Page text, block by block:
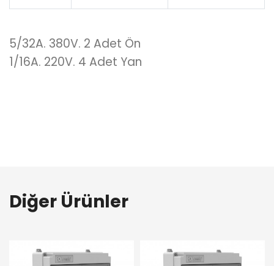
5/32A. 380V. 2 Adet Ön
1/16A. 220V. 4 Adet Yan
Diğer Ürünler